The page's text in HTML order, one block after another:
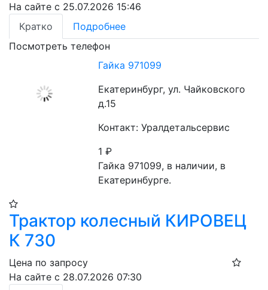
На сайте с 25.07.2026 15:46
Кратко
Подробнее
Посмотреть телефон
Гайка 971099
Екатеринбург, ул. Чайковского
д.15
Контакт: Уралдетальсервис
1₽
Гайка 971099, в наличии, в
Екатеринбурге.
Трактор колесный КИРОВЕЦ
К 730
Цена по запросу
На сайте с 28.07.2026 07:30